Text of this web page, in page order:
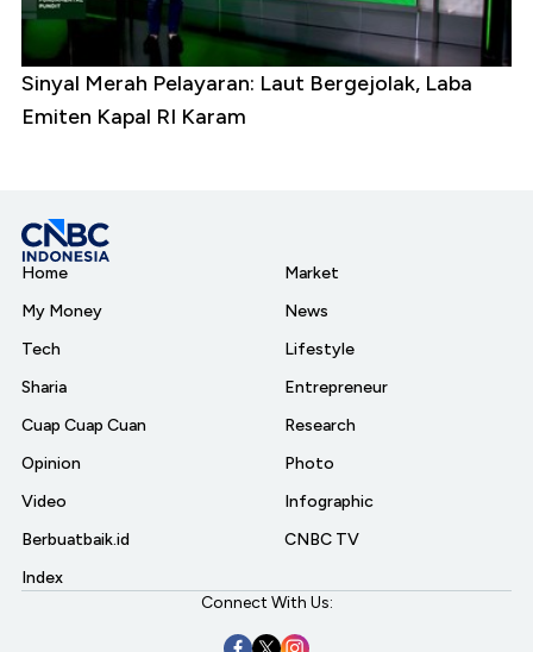
Sinyal Merah Pelayaran: Laut Bergejolak, Laba
Emiten Kapal RI Karam
Home
My Money
Tech
Sharia
Cuap Cuap Cuan
Opinion
Video
Berbuatbaik.id
Index
Market
News
Lifestyle
Entrepreneur
Research
Photo
Infographic
CNBC TV
Connect With Us: